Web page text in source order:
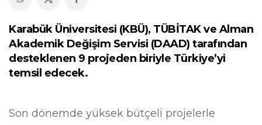
Karabük Üniversitesi (KBÜ), TÜBİTAK ve Alman
Akademik Değişim Servisi (DAAD) tarafından
desteklenen 9 projeden biriyle Türkiye’yi
temsil edecek.
Son dönemde yüksek bütçeli projelerle